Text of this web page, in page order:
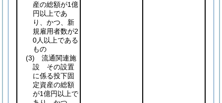
産の総額が1億
円以上であ
り、かつ、新
規雇用者数が2
0人以上である
もの
(3) 流通関連施
設 その設置
に係る投下固
定資産の総額
が1億円以上で